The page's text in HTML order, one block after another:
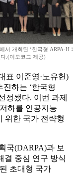
개최된 ‘한국형 ARPA-H
.(이모코그 제공)
표 이준영·노유헌)
하는 ‘한국형
정됐다. 이번 과제
하를 인공지능
위한 국가 전략형
국(DARPA)과 보
결 중심 연구 방식
초대형 국가